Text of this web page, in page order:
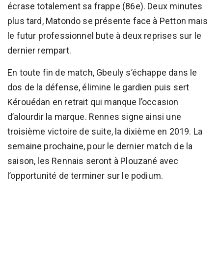
écrase totalement sa frappe (86e). Deux minutes
plus tard, Matondo se présente face à Petton mais
le futur professionnel bute à deux reprises sur le
dernier rempart.
En toute fin de match, Gbeuly s’échappe dans le
dos de la défense, élimine le gardien puis sert
Kérouédan en retrait qui manque l’occasion
d’alourdir la marque. Rennes signe ainsi une
troisième victoire de suite, la dixième en 2019. La
semaine prochaine, pour le dernier match de la
saison, les Rennais seront à Plouzané avec
l’opportunité de terminer sur le podium.